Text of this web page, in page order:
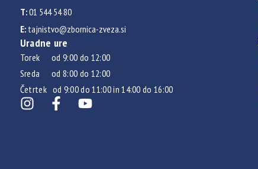
T:01 544 54 80
E:tajnistvo@zbornica-zveza.si
Uradne ure
Torek od 9:00 do 12:00
Sreda od 8:00 do 12:00
Četrtek od 9:00 do 11:00 in 14:00 do 16:00